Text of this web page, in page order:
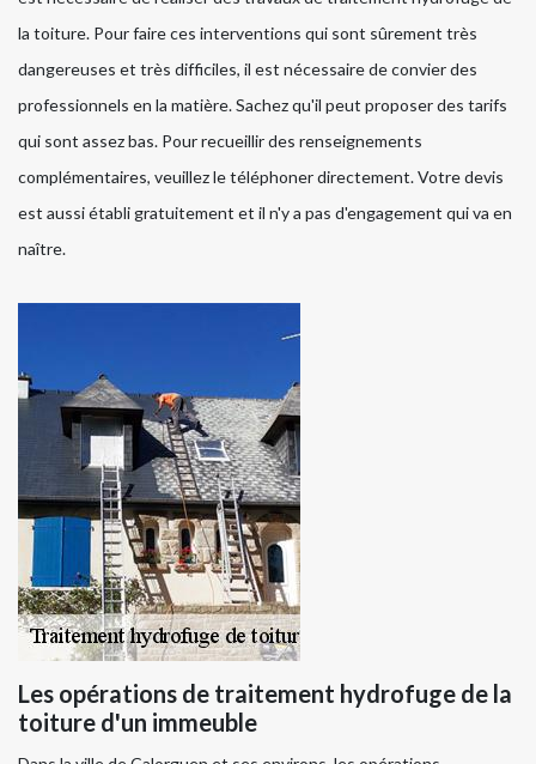
la toiture. Pour faire ces interventions qui sont sûrement très
dangereuses et très difficiles, il est nécessaire de convier des
professionnels en la matière. Sachez qu'il peut proposer des tarifs
qui sont assez bas. Pour recueillir des renseignements
complémentaires, veuillez le téléphoner directement. Votre devis
est aussi établi gratuitement et il n'y a pas d'engagement qui va en
naître.
Les opérations de traitement hydrofuge de la
toiture d'un immeuble